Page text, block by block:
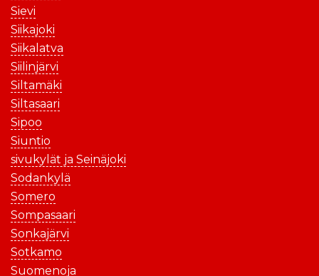
Sievi
Siikajoki
Siikalatva
Siilinjärvi
Siltamäki
Siltasaari
Sipoo
Siuntio
sivukylät ja Seinäjoki
Sodankylä
Somero
Sompasaari
Sonkajärvi
Sotkamo
Suomenoja